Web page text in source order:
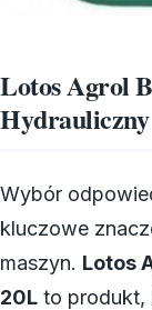
Lotos Agrol
Hydrauliczny
Wybór
kluczowe
maszyn. Lotos
20L to produkt,